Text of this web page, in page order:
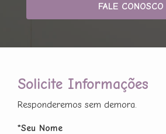
FALE CONOSCO
Solicite Informações
Responderemos sem demora.
*Seu Nome